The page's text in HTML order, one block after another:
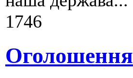
1746
Оголошення